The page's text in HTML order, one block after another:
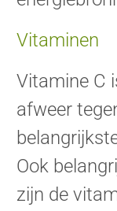
Vitaminen
Vitamine C
afweer
Ook
zijn de